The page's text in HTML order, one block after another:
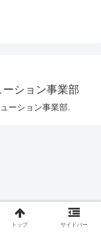
ション事業部
ーション事業部.
トップ サイドバー